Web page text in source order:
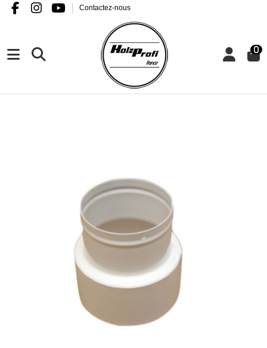
Contactez-nous
0